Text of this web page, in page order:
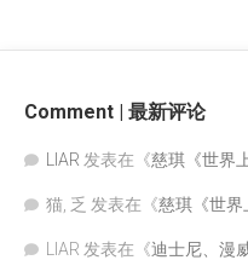
Comment | 最新评论
LIAR 发表在《慈琪《世界
猫, 乏 发表在《慈琪《世界
LIAR 发表在《迪士尼、漫